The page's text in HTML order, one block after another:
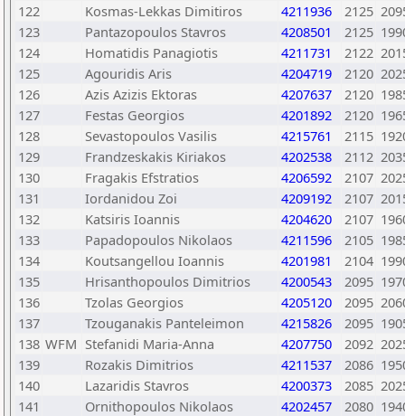
122
Kosmas-Lekkas Dimitiros 4211936 2125
123
Pantazopoulos Stavros 4208501 2125
124
Homatidis Panagiotis 4211731 2122
125
Agouridis Aris 4204719 2120
126
Azis Azizis Ektoras 4207637 2120
127
Festas Georgios 4201892 2120
128
Sevastopoulos Vasilis 4215761 2115
129
Frandzeskakis Kiriakos 4202538 2112
130
Fragakis Efstratios 4206592 2107
131
Iordanidou Zoi 4209192 2107
132
Katsiris Ioannis 4204620 2107
133
Papadopoulos Nikolaos 4211596 2105
134
Koutsangellou Ioannis 4201981 2104
135
Hrisanthopoulos Dimitrios 4200543 2095
136
Tzolas Georgios 4205120 2095
137
Tzouganakis Panteleimon 4215826 2095
138 WFM Stefanidi Maria-Anna 4207750 2092
139
Rozakis Dimitrios 4211537 2086
140
Lazaridis Stavros 4200373 2085
141
Ornithopoulos Nikolaos 4202457 2080